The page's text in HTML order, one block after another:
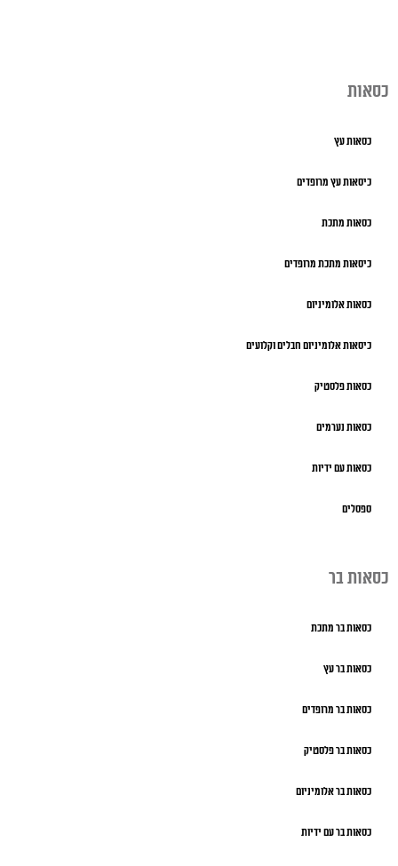
כסאות
כסאות עץ
כיסאות עץ מרופדים
כסאות מתכת
כיסאות מתכת מרופדים
כסאות אלומיניום
כיסאות אלומיניום חבלים וקלועים
כסאות פלסטיק
כסאות נערמים
כסאות עם ידיות
ספסלים
כסאות בר
כסאות בר מתכת
כסאות בר עץ
כסאות בר מרופדים
כסאות בר פלסטיק
כסאות בר אלומיניום
כסאות בר עם ידיות